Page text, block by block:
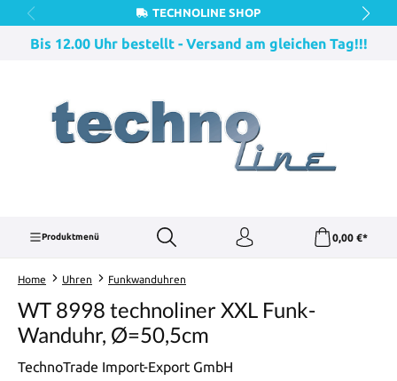
Zum Hauptinhalt springenTECHNOLINE SHOP
Bis 12.00 Uhr bestellt - Versand am gleichen Tag!!!
Produktmenü 0,00 €*
Home Uhren Funkwanduhren
WT 8998 technoliner XXL Funk-
Wanduhr, Ø=50,5cm
TechnoTrade Import-Export GmbH